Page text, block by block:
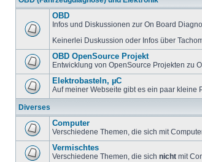
OBD
Infos und Diskussionen zur On Board
Keinerlei Duskussion oder Infos über
OBD OpenSource Projekt
Entwicklung von OpenSource Projekten zu
Elektrobasteln, µC
Auf meiner Webseite gibt es ein paar kleine
Diverses
Computer
Verschiedene Themen, die sich mit
Vermischtes
Verschiedene Themen, die sich nicht mit